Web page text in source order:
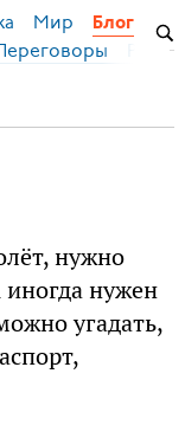
Мир Блог
нужно
нужен
угадать,